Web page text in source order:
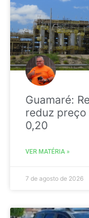
Guamaré:
reduz preço
0,20
VER MATÉRIA »
7 de agosto de 2026